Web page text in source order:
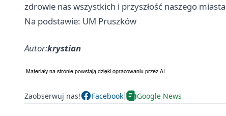
zdrowie nas wszystkich i przyszłość naszego
Na podstawie: UM Pruszków
Autor:krystian
Zaobserwuj nas! Facebook Google News